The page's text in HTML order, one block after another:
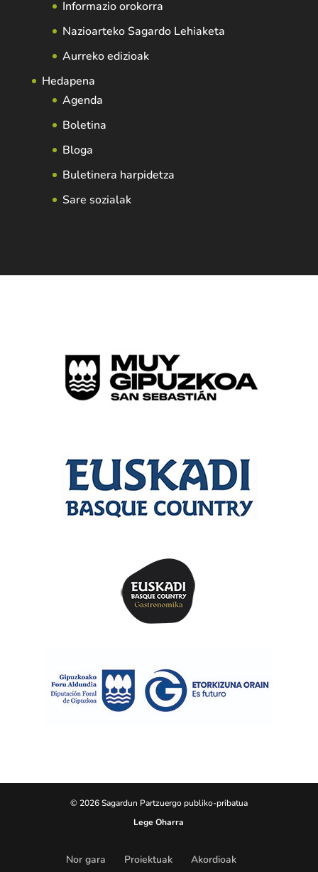
Informazio orokorra
Nazioarteko Sagardo Lehiaketa
Aurreko edizioak
Hedapena
Agenda
Boletina
Bloga
Buletinera harpidetza
Sare sozialak
© 2026 Sagardun Partzuergo publiko-pribatua
Lege Oharra
Nor gara Proiektuak
Akordioak